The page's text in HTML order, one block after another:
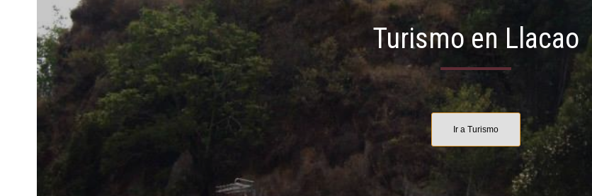
Turismo en Llacao
Ir a Turismo